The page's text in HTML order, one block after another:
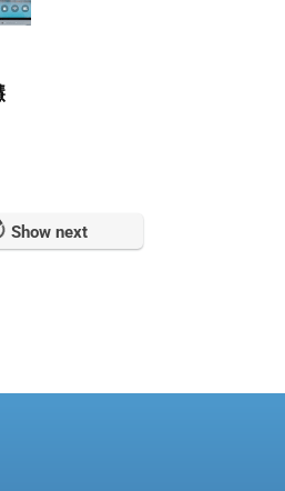
Show next